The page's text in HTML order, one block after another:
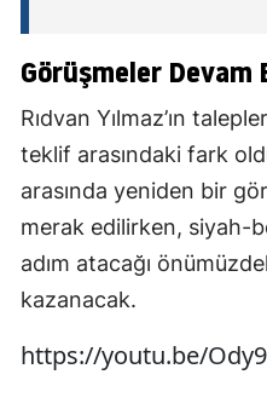
Görüşmeler Devam
Rıdvan Yılmaz’ın
teklif arasındaki fark
arasında yeniden bir
merak edilirken, siyah-
adım atacağı
kazanacak.
https://youtu.be/